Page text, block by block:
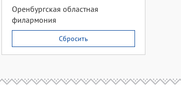
Оренбургская областная
филармония
Сбросить